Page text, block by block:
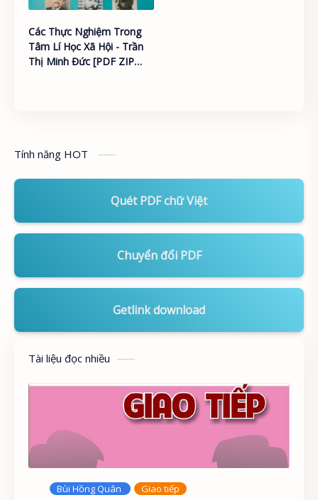
Các Thực Nghiệm Trong
Tâm Lí Học Xã Hội - Trần
Thị Minh Đức [PDF ZIP
Tính năng HOT
Quét PDF chữ Việt
Chuyển đổi PDF
Getlink download
Tài liệu đọc nhiều